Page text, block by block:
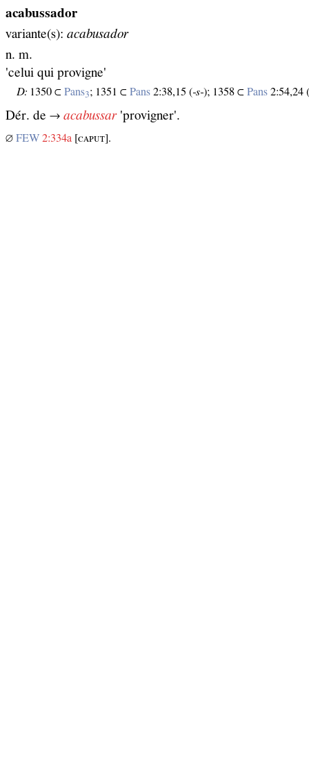
acabussador
variante(s): acabusador
n. m.
'celui qui provigne'
D: 1350 ⊂Pans3; 1351 ⊂Pans 2:38,15 (‑s‑); 1358 ⊂Pans 2:54,24
Dér. de → acabussar'provigner'.
∅ FEW 2:334a [ᴄᴀᴘᴜᴛ].